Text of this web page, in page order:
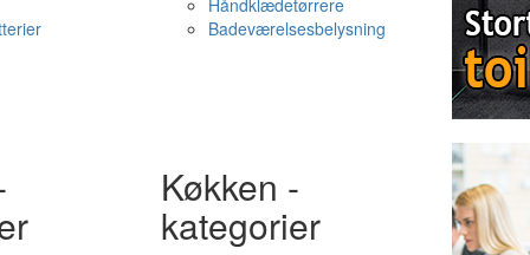
Håndklædetørrere
Badeværelsesbelysning
Køkken -
kategorier